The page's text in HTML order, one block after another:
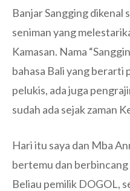
Banjar Sangging dikenal
seniman yang
Kamasan. Nama
bahasa Bali yang berarti
pelukis, ada juga
sudah ada sejak zaman
Hari itu saya dan Mba
bertemu dan
Beliau pemilik DOGOL,